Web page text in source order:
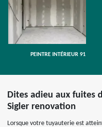
PEINTRE INTÉRIEUR 91
Dites adieu aux fuites
Sigler renovation
Lorsque votre tuyauterie est